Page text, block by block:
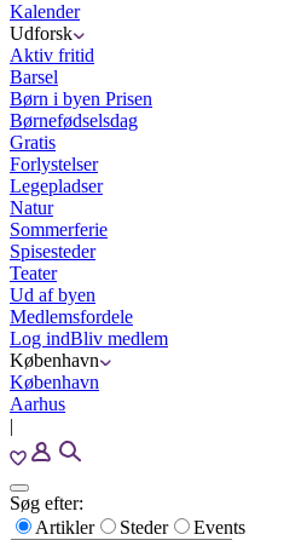
Kalender
Udforsk
Aktiv fritid
Barsel
Børn i byen Prisen
Børnefødselsdag
Gratis
Forlystelser
Legepladser
Natur
Sommerferie
Spisesteder
Teater
Ud af byen
Medlemsfordele
Log indBliv medlem
København
København
Aarhus
|
Søg efter:
Artikler
Steder Events